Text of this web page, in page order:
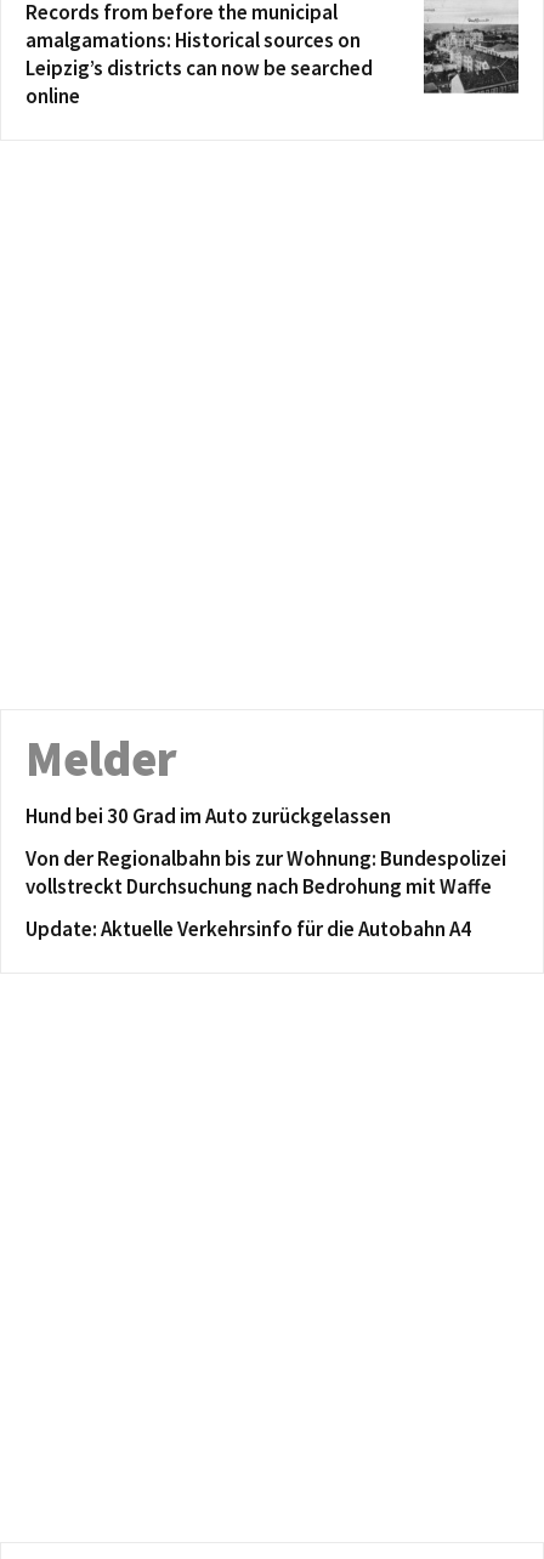
Records from before the municipal
amalgamations: Historical sources on
Leipzig’s districts can now be searched
online
Melder
Hund bei 30 Grad im Auto zurückgelassen
Von der Regionalbahn bis zur Wohnung: Bundespolizei
vollstreckt Durchsuchung nach Bedrohung mit Waffe
Update: Aktuelle Verkehrsinfo für die Autobahn A4